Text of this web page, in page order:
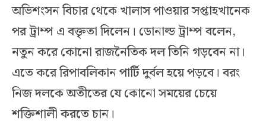
অভিশংসন বিচার থেকে খালাস পাওয়ার সপ্তাহখানেক
পর ট্রাম্প এ বক্তৃতা দিলেন। ডোনাল্ড ট্রাম্প বলেন,
নতুন করে কোনো রাজনৈতিক দল তিনি গড়বেন না।
এতে করে রিপাবলিকান পার্টি দুর্বল হয়ে পড়বে। বরং
নিজ দলকে অতীতের যে কোনো সময়ের চেয়ে
শক্তিশালী করতে চান।